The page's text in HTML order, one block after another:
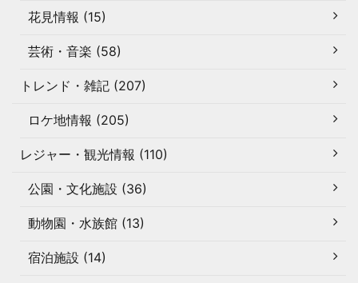
花見情報 (15)
芸術・音楽 (58)
トレンド・雑記 (207)
ロケ地情報 (205)
レジャー・観光情報 (110)
公園・文化施設 (36)
動物園・水族館 (13)
宿泊施設 (14)